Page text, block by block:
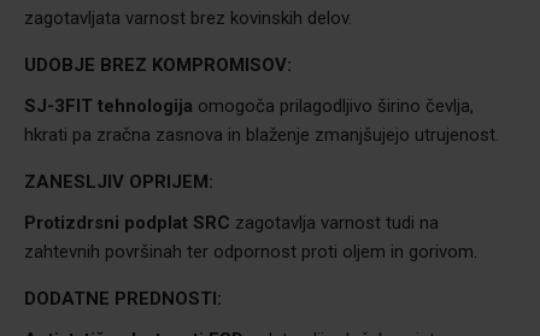
zagotavljata varnost brez kovinskih delov.
UDOBJE BREZ KOMPROMISOV:
SJ-3FIT tehnologija omogoča prilagodljivo širino čevlja,
hkrati pa zračna zasnova in blaženje zmanjšujejo utrujenost.
ZANESLJIV OPRIJEM:
Protizdrsni podplat SRC zagotavlja varnost tudi na
zahtevnih površinah ter odpornost proti oljem in gorivom.
DODATNE PREDNOSTI: